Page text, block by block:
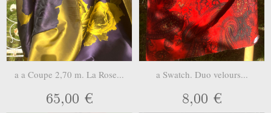
a a Coupe 2,70 m. La Rose...
65,00 €
a Swatch. Duo velours...
8,00 €